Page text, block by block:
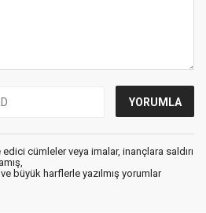
cümleler veya imalar, inançlara saldırı
büyük harflerle yazılmış yorumlar